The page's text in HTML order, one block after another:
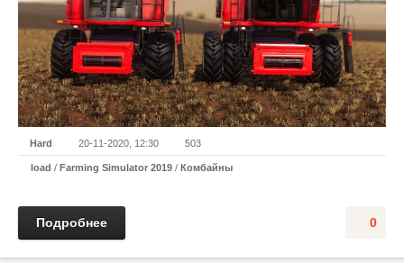
Hard 20-11-2020, 12:30 503
load / Farming Simulator 2019 / Комбайны
0
Подробнее